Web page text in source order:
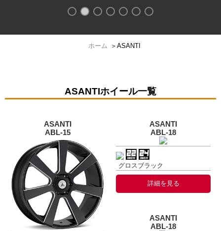
ホーム ＞ ASANTI
ASANTIホイール一覧
ASANTI
ABL-15
ASANTI
ABL-18
グロスブラック
詳細を見る
ASANTI
ABL-18